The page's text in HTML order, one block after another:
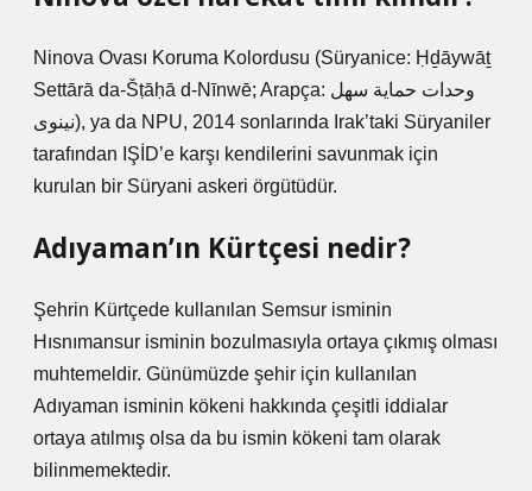
Ninova Ovası Koruma Kolordusu (Süryanice: Ḥḏāywāṯ
Settārā da-Šṭāḥā d-Nīnwē; Arapça: وحدات حماية سهل
نينوى), ya da NPU, 2014 sonlarında Irak’taki Süryaniler
tarafından IŞİD’e karşı kendilerini savunmak için
kurulan bir Süryani askeri örgütüdür.
Adıyaman’ın Kürtçesi nedir?
Şehrin Kürtçede kullanılan Semsur isminin
Hısnımansur isminin bozulmasıyla ortaya çıkmış olması
muhtemeldir. Günümüzde şehir için kullanılan
Adıyaman isminin kökeni hakkında çeşitli iddialar
ortaya atılmış olsa da bu ismin kökeni tam olarak
bilinmemektedir.